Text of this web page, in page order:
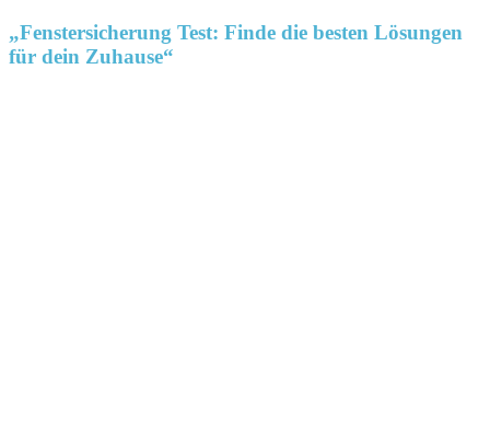
„Fenstersicherung Test: Finde die besten Lösungen
für dein Zuhause“